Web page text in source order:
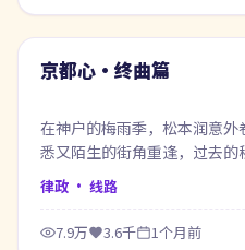
最新
京都心·终曲篇
在神户的梅雨季，松本润意
悉又陌生的街角重逢，过去
间悄然改写。
律政 · 线路
7.9万 3.6千 1个月前